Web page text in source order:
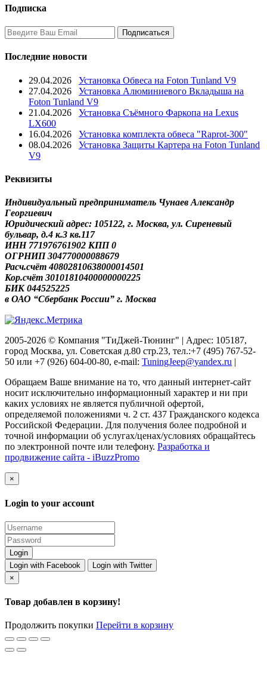
Подписка
Последние новости
29.04.2026
Установка Обвеса на Foton Tunland V9
27.04.2026
Установка Алюминиевого Вкладыша на
Foton Tunland V9
21.04.2026
Установка Съёмного Фаркопа на Lexus
LX600
16.04.2026
Установка комплекта обвеса "Raprot-300"
08.04.2026
Установка Защиты Картера на Foton Tunland
V9
Реквизиты
Индивидуальный предприниматель Чунаев Александр
Георгиевич
Юридический адрес: 105122, г. Москва, ул. Сиреневый
бульвар, д.4 к.3 кв.117
ИНН 771976761902 КПП 0
ОГРНИП 304770000088679
Расч.счёт 40802810638000014501
Кор.счёт 30101810400000000225
БИК 044525225
в ОАО “Сбербанк России” г. Москва
2005-2026 © Компания "ТиДжей-Тюнинг" | Адрес: 105187,
город Москва, ул. Советская д.80 стр.23, тел.:+7 (495) 767-52-
50 или +7 (926) 604-00-80, e-mail: TuningJeep@yandex.ru |
Обращаем Ваше внимание на то, что данный интернет-сайт
носит исключительно информационный характер и ни при
каких условиях не является публичной офертой,
определяемой положениями ч. 2 ст. 437 Гражданского кодекса
Российской Федерации. Для получения более подробной и
точной информации об услугах/ценах/условиях обращайтесь
по электронной почте или телефону. Разработка и
продвижение сайта - iBuzzPromo
×
Login to your account
Login with Facebook
Login with Twitter
×
Товар добавлен в корзину!
Продолжить покупки Перейти в корзину